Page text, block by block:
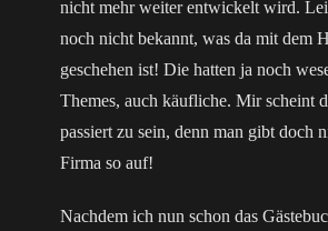
nicht mehr weiter entwickelt wird.
noch nicht bekannt, was da mit dem
geschehen ist! Die hatten ja noch
Themes, auch käufliche. Mir scheint
passiert zu sein, denn man gibt doch
Firma so auf!
Nachdem ich nun schon das